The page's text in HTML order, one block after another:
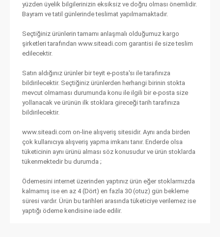
yüzden üyelik bilgilerinizin eksiksiz ve doğru olması önemlidir.
Bayram ve tatil günlerinde teslimat yapılmamaktadır.
Seçtiğiniz ürünlerin tamamı anlaşmalı olduğumuz kargo
şirketleri tarafından www.siteadi.com garantisi ile size teslim
edilecektir.
Satın aldığınız ürünler bir teyit e-posta'sı ile tarafınıza
bildirilecektir. Seçtiğiniz ürünlerden herhangi birinin stokta
mevcut olmaması durumunda konu ile ilgili bir e-posta size
yollanacak ve ürünün ilk stoklara gireceği tarih tarafınıza
bildirilecektir.
www.siteadi.com on-line alışveriş sitesidir. Aynı anda birden
çok kullanıcıya alışveriş yapma imkanı tanır. Enderde olsa
tüketicinin aynı ürünü alması söz konusudur ve ürün stoklarda
tükenmektedir bu durumda ;
Ödemesini internet üzerinden yaptınız ürün eğer stoklarmızda
kalmamış ise en az 4 (Dört) en fazla 30 (otuz) gün bekleme
süresi vardır. Ürün bu tarihleri arasında tüketiciye verilemez ise
yaptığı ödeme kendisine iade edilir.